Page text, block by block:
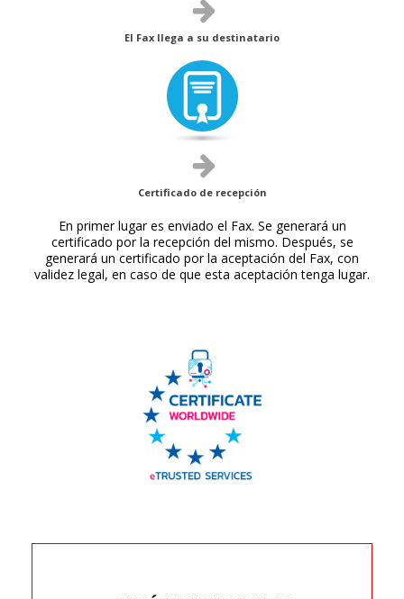
El Fax llega a su destinatario
Certificado de recepción
En primer lugar es enviado el Fax. Se generará un
certificado por la recepción del mismo. Después, se
generará un certificado por la aceptación del Fax, con
validez legal, en caso de que esta aceptación tenga lugar.